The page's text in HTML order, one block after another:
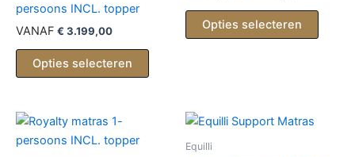
persoons INCL. topper
VANAF € 3.199,00
Opties selecteren
€ 1.798,00
Opties selecteren
Dit
Equilli